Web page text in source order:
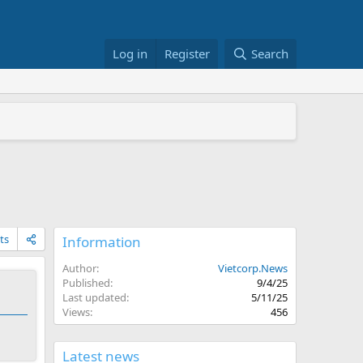
Log in Register Search
Information
Author
Vietcorp.News
Published
9/4/25
Last updated
5/11/25
Views
456
Latest news